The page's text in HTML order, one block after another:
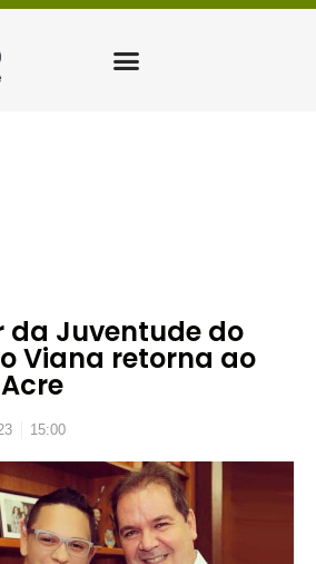
da Juventude do
Viana retorna ao
15:00